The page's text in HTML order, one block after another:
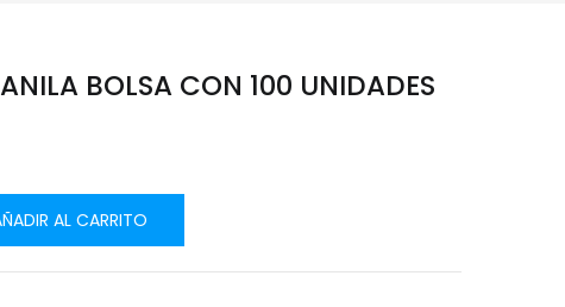
BOLSA CON 100 UNIDADES
AL CARRITO